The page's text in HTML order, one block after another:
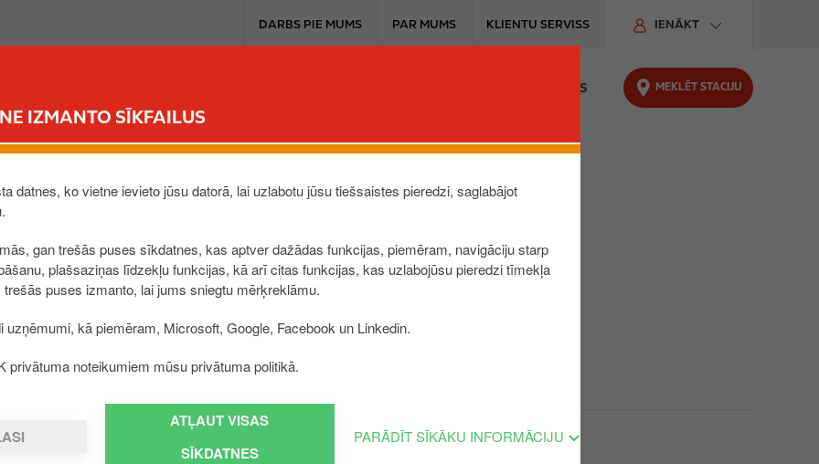
IZMANTO SĪKFAILUS
datnes, ko vietne ievieto jūsu datorā, lai uzlabotu jūsu tiešsaistes pieredzi, saglabājot
gan trešās puses sīkdatnes, kas aptver dažādas funkcijas, piemēram, navigāciju starp
plašsaziņas līdzekļu funkcijas, kā arī citas funkcijas, kas uzlabojūsu pieredzi tīmekļa
puses izmanto, lai jums sniegtu mērķreklāmu.
uzņēmumi, kā piemēram, Microsoft, Google, Facebook un Linkedin.
privātuma noteikumiem mūsu privātuma politikā.
ATĻAUT VISAS
SĪKDATNES
PARĀDĪT SĪKĀKU INFORMĀCIJU
u
DARBS PIE MUMS PAR MUMS KLIENTU SERVISS IENĀKT
PALDIES MEKLĒT STACIJU
1